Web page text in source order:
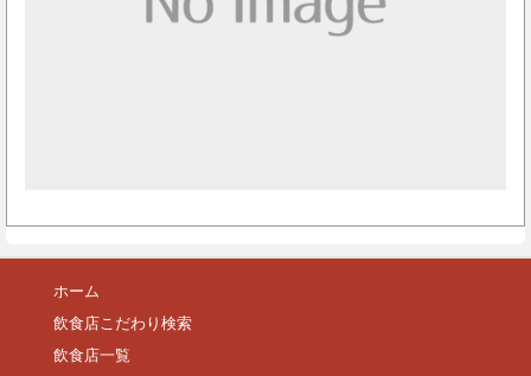
ホーム
飲食店こだわり検索
飲食店一覧